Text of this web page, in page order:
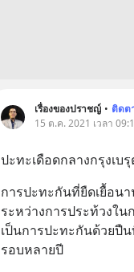
เรื่องของปราชญ์ • ติดต
15 ต.ค. 2021 เวลา
ปะทะเดือดกลางกรุงเบ
การปะทะกันที่ยืดเยื้อน
ระหว่างการประท้วงใ
เป็นการปะทะกันด้วยปื
รอบหลายปี